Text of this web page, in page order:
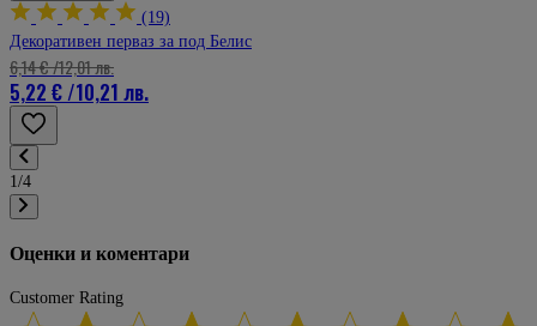
(19)
Декоративен перваз за под Белис
5,22 €/10,21 лв.
6,14 €/12,01 лв.
1/4
Оценки и коментари
Customer Rating